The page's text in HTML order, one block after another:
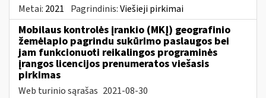
Metai: 2021 Pagrindinis:Viešieji pirkimai
Mobilaus kontrolės įrankio (MKĮ) geografinio
žemėlapio pagrindu sukūrimo paslaugos bei
jam funkcionuoti reikalingos programinės
įrangos licencijos prenumeratos viešasis
pirkimas
Web turinio sąrašas 2021-08-30